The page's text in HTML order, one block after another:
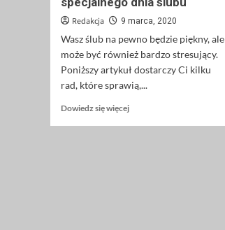
Redakcja 9 marca, 2020
Wasz ślub na pewno będzie piękny, ale
może być również bardzo stresujący.
Poniższy artykuł dostarczy Ci kilku
rad, które sprawią,...
Dowiedz się więcejDowiedz